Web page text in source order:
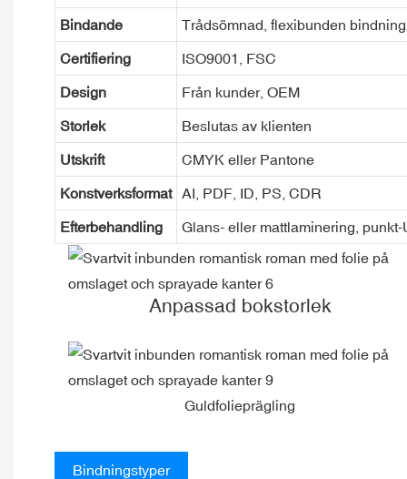
Bindande Trådsömnad, flexibunden
Certifiering ISO9001, FSC
Design Från kunder, OEM
Storlek Beslutas av klienten
Utskrift CMYK eller Pantone
Konstverksformat AI, PDF, ID, PS, CDR
Efterbehandling Glans- eller mattlaminering,
Anpassad bokstorlek
Guldfolieprägling
Bindningstyper